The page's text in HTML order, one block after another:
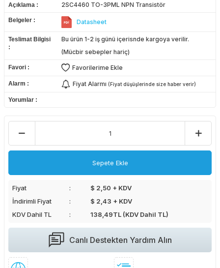
Açıklama 2SC4460 TO-3PML NPN Transistör
Belgeler Datasheet
Teslimat Bilgisi
Bu ürün 1-2 iş günü içerisnde kargoya verilir.
(Mücbir sebepler hariç)
Favori Favorilerime Ekle
Alarm Fiyat Alarmı (Fiyat düşüşlerinde size haber verir)
Yorumlar
Sepete Ekle
Fiyat
$ 2,50 + KDV
İndirimli Fiyat
$ 2,43 + KDV
KDV Dahil TL
138,49TL (KDV Dahil TL)
Canlı Destekten Yardım Alın